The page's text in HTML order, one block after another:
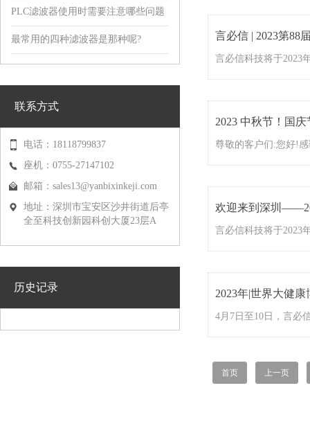
PLC滤波器使用时需要注意哪些问题
最常用的四种滤波器是那种呢?
联系方式
电话：18118799837
座机：0755-27147102
邮箱： sales13@yanbixinkeji.com
地址：深圳市宝安区沙井街道后亭
全至科技创新园科创大厦23层A
历史记录
言必信 | 2023第88
2023 中秋节！国
欢迎来到深圳
2023年|世界大健
首页 上一页